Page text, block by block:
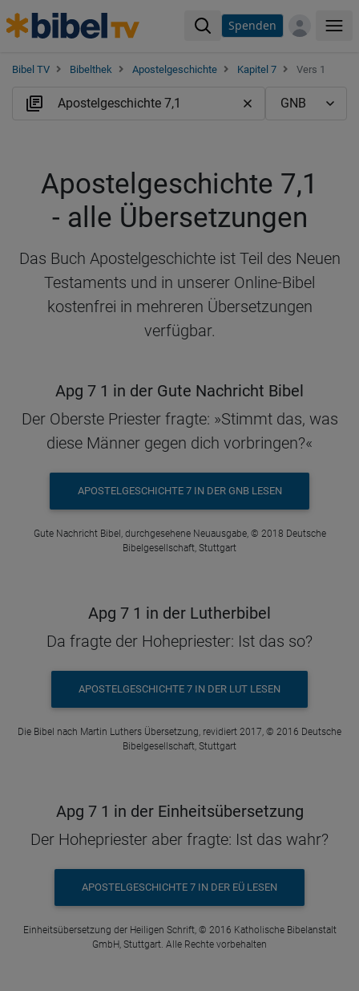
Spenden
Bibel TV Bibelthek Apostelgeschichte Kapitel 7 Vers 1
Apostelgeschichte 7,1
- alle Übersetzungen
Das Buch Apostelgeschichte ist Teil des Neuen
Testaments und in unserer Online-Bibel
kostenfrei in mehreren Übersetzungen
verfügbar.
Apg 7 1 in der Gute Nachricht Bibel
Der Oberste Priester fragte: »Stimmt das, was
diese Männer gegen dich vorbringen?«
APOSTELGESCHICHTE 7 IN DER GNB LESEN
Gute Nachricht Bibel, durchgesehene Neuausgabe, © 2018 Deutsche
Bibelgesellschaft, Stuttgart
Apg 7 1 in der Lutherbibel
Da fragte der Hohepriester: Ist das so?
APOSTELGESCHICHTE 7 IN DER LUT LESEN
Die Bibel nach Martin Luthers Übersetzung, revidiert 2017, © 2016 Deutsche
Bibelgesellschaft, Stuttgart
Apg 7 1 in der Einheitsübersetzung
Der Hohepriester aber fragte: Ist das wahr?
APOSTELGESCHICHTE 7 IN DER EÜ LESEN
Einheitsübersetzung der Heiligen Schrift, © 2016 Katholische Bibelanstalt
GmbH, Stuttgart. Alle Rechte vorbehalten